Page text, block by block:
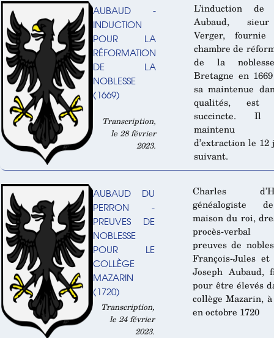
AUBAUD -
INDUCTION
POUR LA
RÉFORMATION
DE LA
NOBLESSE
(1669)
Transcription,
le 28 février
2023.
L’induction de
Aubaud,
Verger,
chambre de
de la
Bretagne en
sa maintenue
qualités, est
succincte. Il
maintenu
d’extraction le
suivant.
AUBAUD DU
PERRON -
PREUVES DE
NOBLESSE
POUR LE
COLLÈGE
MAZARIN
(1720)
Transcription,
le 24 février
2023.
Charles
généalogiste
maison du roi,
procès-
preuves de
François-Jules et
Joseph Aubaud,
pour être élevés
collège Mazarin,
en octobre 1720